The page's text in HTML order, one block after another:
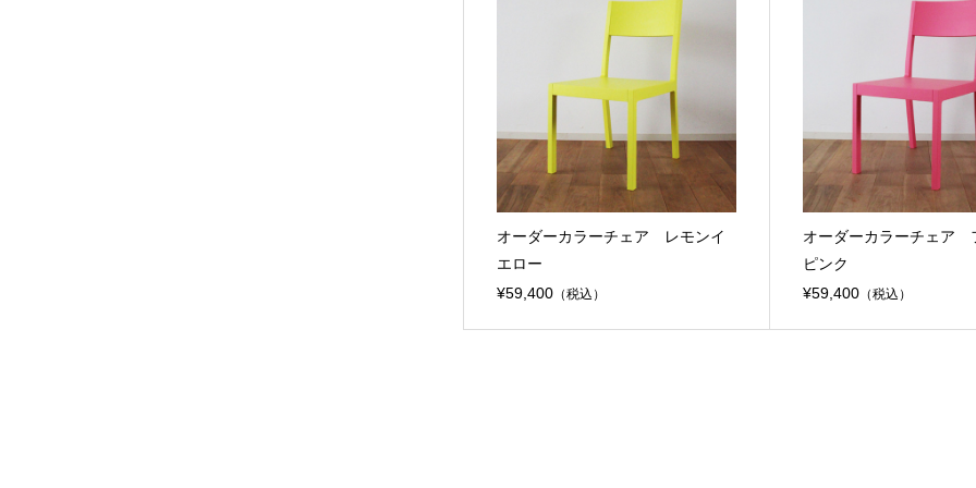
オーダーカラーチェア レモンイ
エロー
¥59,400（税込）
オーダーカラーチェア
ピンク
¥59,400（税込）